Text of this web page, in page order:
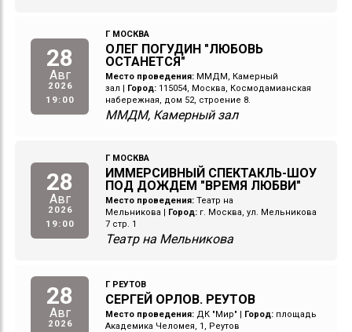
28
Авг
2026
19:00
Г МОСКВА
ОЛЕГ ПОГУДИН "ЛЮБОВЬ
ОСТАНЕТСЯ"
Место проведения: ММДМ, Камерный
зал
Город: 115054, Москва, Космодамианская
набережная, дом 52, строение 8.
ММДМ, Камерный зал
28
Авг
2026
19:00
Г МОСКВА
ИММЕРСИВНЫЙ СПЕКТАКЛЬ-ШОУ
ПОД ДОЖДЕМ "ВРЕМЯ ЛЮБВИ"
Место проведения: Театр на
Мельникова
Город: г. Москва, ул. Мельникова
7 стр. 1
Театр на Мельникова
28
Авг
2026
Г РЕУТОВ
СЕРГЕЙ ОРЛОВ. РЕУТОВ
Место проведения: ДК "Мир" | Город: площадь
Академика Челомея, 1, Реутов